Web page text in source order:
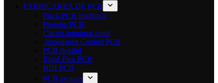
FABRICAREA DE PCB
Placă PCB multistrat
Prototip PCB
Circuit imprimat rapid
Impedance Control PCB
PCB flexibil
Rigid Flex PCB
HDI PCB
PCB avansat